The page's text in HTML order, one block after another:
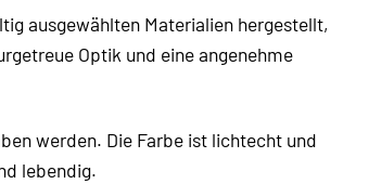
ausgewählten Materialien hergestellt,
Optik und eine angenehme
werden. Die Farbe ist lichtecht und
lebendig.